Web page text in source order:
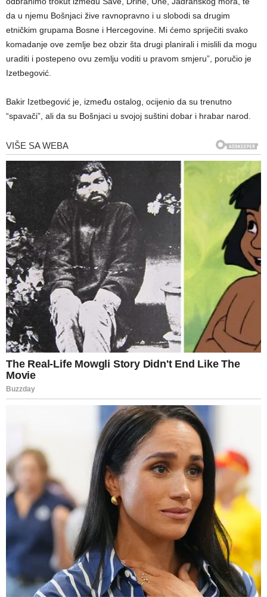
da u njemu Bošnjaci žive ravnopravno i u slobodi sa drugim
etničkim grupama Bosne i Hercegovine. Mi ćemo spriječiti svako
komadanje ove zemlje bez obzir šta drugi planirali i mislili da mogu
uraditi i postepeno ovu zemlju voditi u pravom smjeru”, poručio je
Izetbegović.
Bakir Izetbegović je, između ostalog, ocijenio da su trenutno
“spavači”, ali da su Bošnjaci u svojoj suštini dobar i hrabar narod.